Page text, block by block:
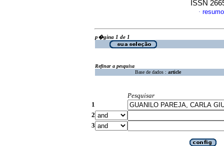
ISSN
·
p�gina 1 de 1
Refinar a pesquisa
Base de dados : article
Pesquisar
1
2
3